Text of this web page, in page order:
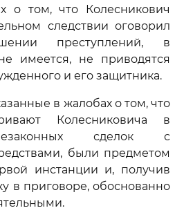
о том, что Колесникович
следствии оговорил
преступлений, в
имеется, не приводятся
и его защитника.
в жалобах о том, что
Колесниковича в
сделок с
были предметом
инстанции и, получив
в приговоре, обоснованно